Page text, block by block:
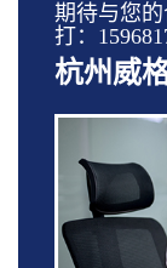
期待与您
打：
杭州威